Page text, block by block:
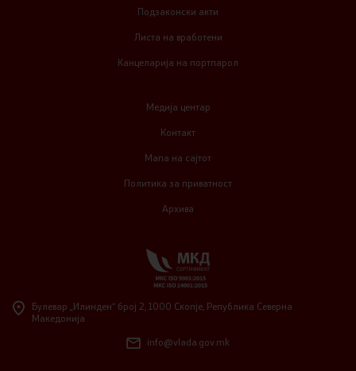
Подзаконски акти
Листа на вработени
Канцеларија на портпарол
Медија центар
Контакт
Мапа на сајтот
Политика за приватност
Архива
Булевар „Илинден“ број 2, 1000 Скопје, Република Северна
Македонија
info@vlada.gov.mk